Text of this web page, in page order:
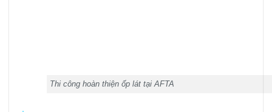
Thi công hoàn thiện ốp lát tại AFTA